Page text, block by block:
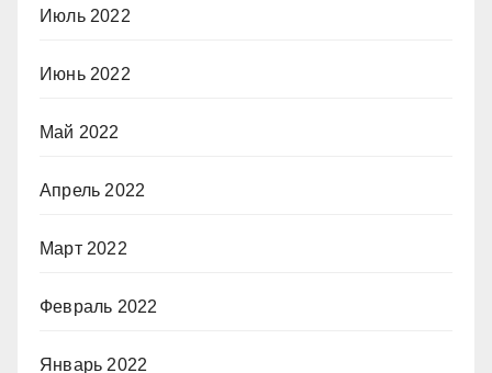
Июль 2022
Июнь 2022
Май 2022
Апрель 2022
Март 2022
Февраль 2022
Январь 2022